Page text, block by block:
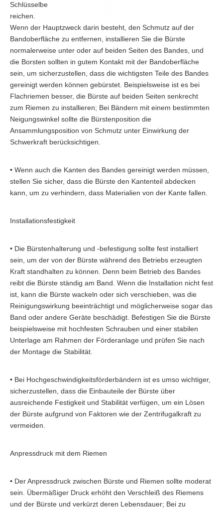
Schlüsselbe
reichen.
Wenn der Hauptzweck darin besteht, den Schmutz auf der
Bandoberfläche zu entfernen, installieren Sie die Bürste
normalerweise unter oder auf beiden Seiten des Bandes, und
die Borsten sollten in gutem Kontakt mit der Bandoberfläche
sein, um sicherzustellen, dass die wichtigsten Teile des Bandes
gereinigt werden können gebürstet. Beispielsweise ist es bei
Flachriemen besser, die Bürste auf beiden Seiten senkrecht
zum Riemen zu installieren; Bei Bändern mit einem bestimmten
Neigungswinkel sollte die Bürstenposition die
Ansammlungsposition von Schmutz unter Einwirkung der
Schwerkraft berücksichtigen.
• Wenn auch die Kanten des Bandes gereinigt werden müssen,
stellen Sie sicher, dass die Bürste den Kantenteil abdecken
kann, um zu verhindern, dass Materialien von der Kante fallen.
Installationsfestigkeit
• Die Bürstenhalterung und -befestigung sollte fest installiert
sein, um der von der Bürste während des Betriebs erzeugten
Kraft standhalten zu können. Denn beim Betrieb des Bandes
reibt die Bürste ständig am Band. Wenn die Installation nicht fest
ist, kann die Bürste wackeln oder sich verschieben, was die
Reinigungswirkung beeinträchtigt und möglicherweise sogar das
Band oder andere Geräte beschädigt. Befestigen Sie die Bürste
beispielsweise mit hochfesten Schrauben und einer stabilen
Unterlage am Rahmen der Förderanlage und prüfen Sie nach
der Montage die Stabilität.
• Bei Hochgeschwindigkeitsförderbändern ist es umso wichtiger,
sicherzustellen, dass die Einbauteile der Bürste über
ausreichende Festigkeit und Stabilität verfügen, um ein Lösen
der Bürste aufgrund von Faktoren wie der Zentrifugalkraft zu
vermeiden.
Anpressdruck mit dem Riemen
• Der Anpressdruck zwischen Bürste und Riemen sollte moderat
sein. Übermäßiger Druck erhöht den Verschleiß des Riemens
und der Bürste und verkürzt deren Lebensdauer; Bei zu